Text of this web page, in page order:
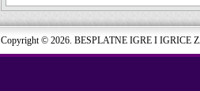
Copyright © 2026. BESPLATNE IGRE I IGRICE